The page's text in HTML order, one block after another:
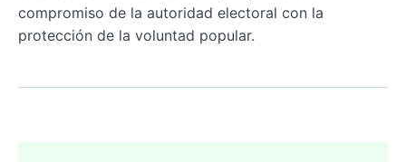
compromiso de la autoridad electoral con la
protección de la voluntad popular.